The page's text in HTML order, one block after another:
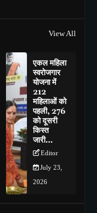
View All
एकल महिला
स्वरोजगार
योजना में
212
महिलाओं को
पहली, 276
को दूसरी
किस्त
जारी…
Editor
July 23,
2026